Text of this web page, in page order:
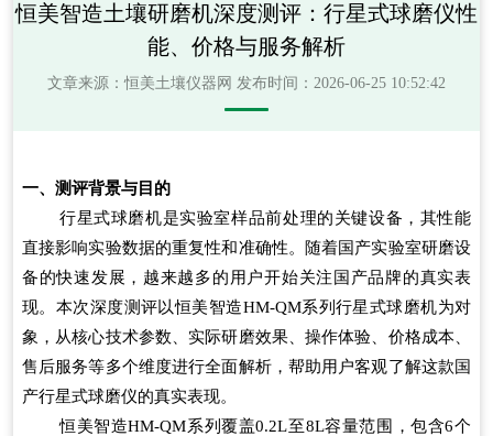
恒美智造土壤研磨机深度测评：行星式球磨仪性
能、价格与服务解析
文章来源：恒美土壤仪器网 发布时间：2026-06-25 10:52:42
一、测评背景与目的
行星式球磨机是实验室样品前处理的关键设备，其性能
直接影响实验数据的重复性和准确性。随着国产实验室研磨设
备的快速发展，越来越多的用户开始关注国产品牌的真实表
现。本次深度测评以恒美智造HM-QM系列行星式球磨机为对
象，从核心技术参数、实际研磨效果、操作体验、价格成本、
售后服务等多个维度进行全面解析，帮助用户客观了解这款国
产行星式球磨仪的真实表现。
恒美智造HM-QM系列覆盖0.2L至8L容量范围，包含6个